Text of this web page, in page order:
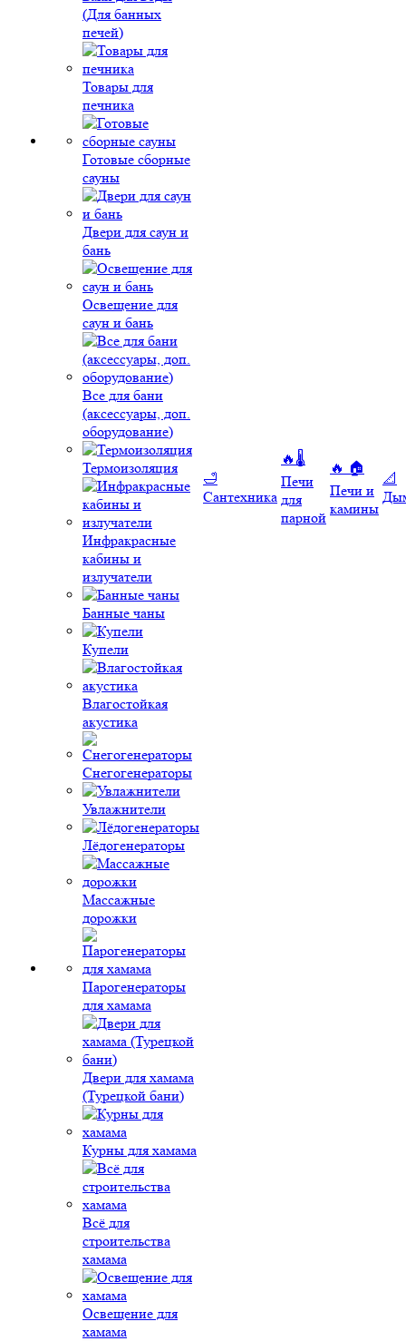
(Для банных
печей)
Товары для
печника
Готовые сборные
сауны
Двери для саун и
бань
Освещение для
саун и бань
Все для бани
(аксессуары, доп.
оборудование)
Термоизоляция
Инфракрасные
кабины и
излучатели
Банные чаны
Купели
Влагостойкая
акустика
Снегогенераторы
Увлажнители
Лёдогенераторы
Массажные
дорожки
Парогенераторы
для хамама
Двери для хамама
(Турецкой бани)
Курны для хамама
Всё для
строительства
хамама
Освещение для
хамама
🛁
Сантехника
🔥🌡️
Печи
для
парной
🔥 🏠
Печи и
камины
📐